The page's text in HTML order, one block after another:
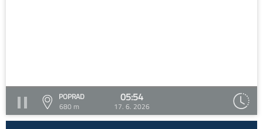
POPRAD
680 m
05:54
17. 6. 2026